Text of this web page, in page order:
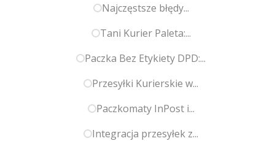
Najczęstsze błędy...
Tani Kurier Paleta:...
Paczka Bez Etykiety DPD:...
Przesyłki Kurierskie w...
Paczkomaty InPost i...
Integracja przesyłek z...